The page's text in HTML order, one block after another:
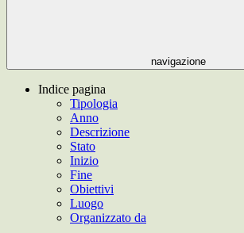
navigazione
Indice pagina
Tipologia
Anno
Descrizione
Stato
Inizio
Fine
Obiettivi
Luogo
Organizzato da